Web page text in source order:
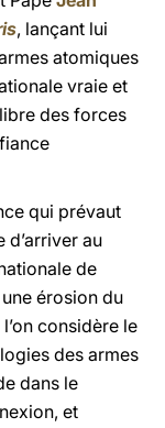
, lançant lui
atomiques
vraie et
des forces
qui prévaut
au
de
érosion du
considère le
des armes
dans le
et